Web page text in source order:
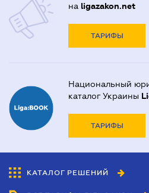
на ligazakon.net
ТАРИФЫ
Национальный
каталог Украины
ТАРИФЫ
КАТАЛОГ РЕШЕНИЙ